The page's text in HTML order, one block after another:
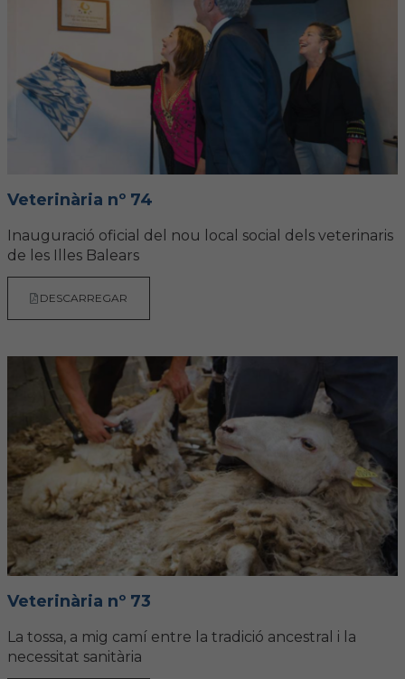
Hemeroteca
IDENTIFICACIÓ ANIMAL
INFORMACIÓ A LA CIUTADANIA
Col·legiats
Consells per a les teves mascotes
Guia Responsable
CONTACTE
Veterinària nº 74
Inauguració oficial del nou local social dels veterinaris
de les Illes Balears
DESCARREGAR
Veterinària nº 73
La tossa, a mig camí entre la tradició ancestral i la
necessitat sanitària